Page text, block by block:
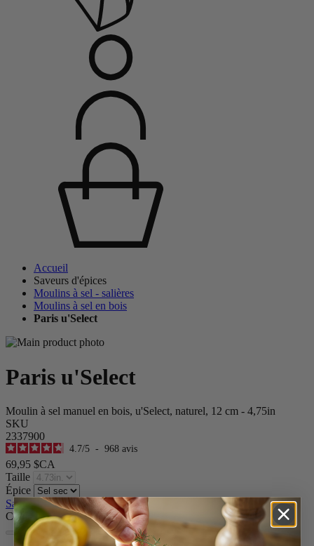
Accueil
Saveurs d'épices
Moulins à sel - salières
Moulins à sel en bois
Paris u'Select
Paris u'Select
Moulin à sel manuel en bois, u'Select, naturel, 12 cm - 4,75in
SKU
2337900
4.7/5 - 968 avis
69,95 $CA
Taille
Épice
Sauter le carrousel
Couleur